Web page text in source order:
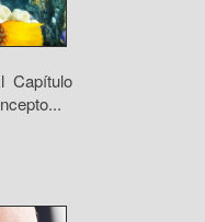
Capítulo